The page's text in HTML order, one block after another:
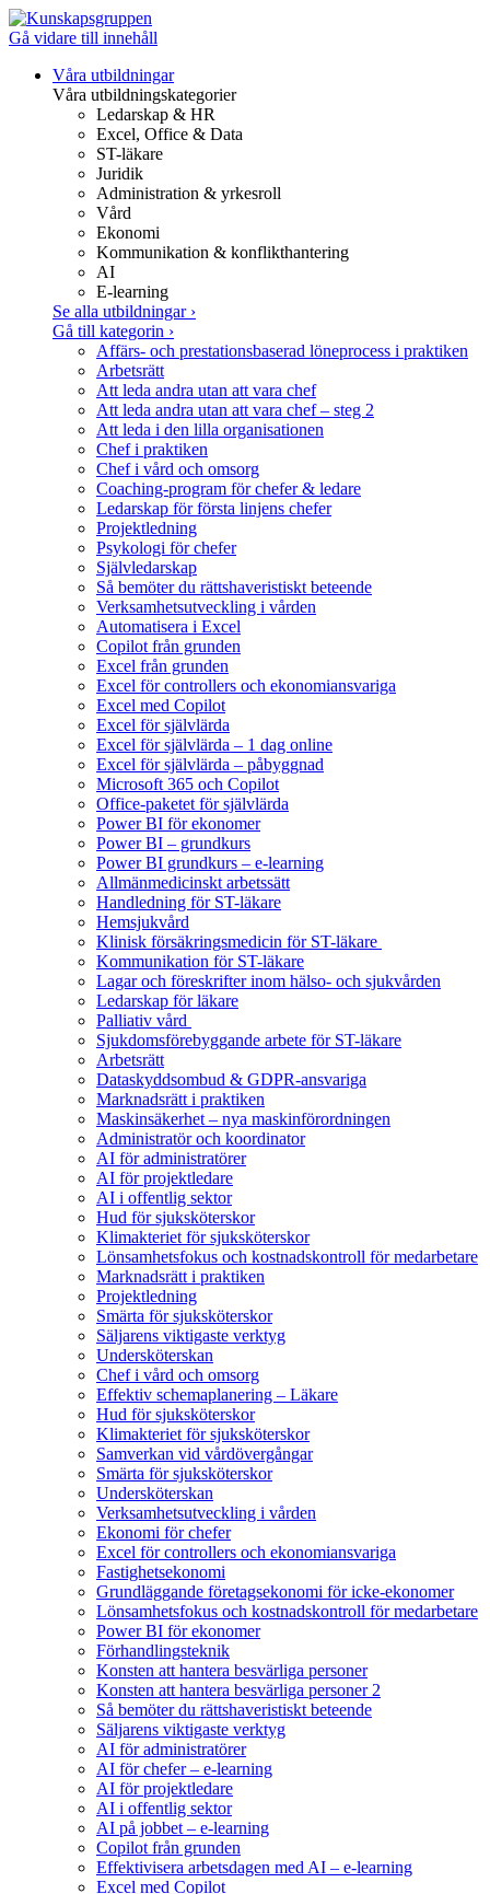
Gå vidare till innehåll
Våra utbildningar
Våra utbildningskategorier
Ledarskap & HR
Excel, Office & Data
ST-läkare
Juridik
Administration & yrkesroll
Vård
Ekonomi
Kommunikation & konflikthantering
AI
E-learning
Se alla utbildningar ›
Gå till kategorin ›
Affärs- och prestationsbaserad löneprocess i praktiken
Arbetsrätt
Att leda andra utan att vara chef
Att leda andra utan att vara chef – steg 2
Att leda i den lilla organisationen
Chef i praktiken
Chef i vård och omsorg
Coaching-program för chefer & ledare
Ledarskap för första linjens chefer
Projektledning
Psykologi för chefer
Självledarskap
Så bemöter du rättshaveristiskt beteende
Verksamhetsutveckling i vården
Automatisera i Excel
Copilot från grunden
Excel från grunden
Excel för controllers och ekonomiansvariga
Excel med Copilot
Excel för självlärda
Excel för självlärda – 1 dag online
Excel för självlärda – påbyggnad
Microsoft 365 och Copilot
Office-paketet för självlärda
Power BI för ekonomer
Power BI – grundkurs
Power BI grundkurs – e-learning
Allmänmedicinskt arbetssätt
Handledning för ST-läkare
Hemsjukvård
Klinisk försäkringsmedicin för ST-läkare
Kommunikation för ST-läkare
Lagar och föreskrifter inom hälso- och sjukvården
Ledarskap för läkare
Palliativ vård
Sjukdomsförebyggande arbete för ST-läkare
Arbetsrätt
Dataskyddsombud & GDPR-ansvariga
Marknadsrätt i praktiken
Maskinsäkerhet – nya maskinförordningen
Administratör och koordinator
AI för administratörer
AI för projektledare
AI i offentlig sektor
Hud för sjuksköterskor
Klimakteriet för sjuksköterskor
Lönsamhetsfokus och kostnadskontroll för medarbetare
Marknadsrätt i praktiken
Projektledning
Smärta för sjuksköterskor
Säljarens viktigaste verktyg
Undersköterskan
Chef i vård och omsorg
Effektiv schemaplanering – Läkare
Hud för sjuksköterskor
Klimakteriet för sjuksköterskor
Samverkan vid vårdövergångar
Smärta för sjuksköterskor
Undersköterskan
Verksamhetsutveckling i vården
Ekonomi för chefer
Excel för controllers och ekonomiansvariga
Fastighetsekonomi
Grundläggande företagsekonomi för icke-ekonomer
Lönsamhetsfokus och kostnadskontroll för medarbetare
Power BI för ekonomer
Förhandlingsteknik
Konsten att hantera besvärliga personer
Konsten att hantera besvärliga personer 2
Så bemöter du rättshaveristiskt beteende
Säljarens viktigaste verktyg
AI för administratörer
AI för chefer – e-learning
AI för projektledare
AI i offentlig sektor
AI på jobbet – e-learning
Copilot från grunden
Effektivisera arbetsdagen med AI – e-learning
Excel med Copilot